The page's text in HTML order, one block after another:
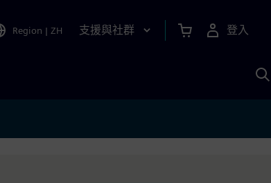
Region | ZH 支援與社群 登入